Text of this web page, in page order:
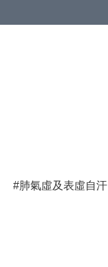
肺氣虛及表虛自汗